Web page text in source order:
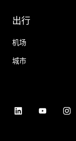
出行
机场
城市